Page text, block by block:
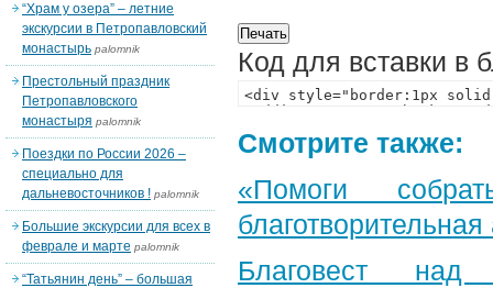
Код для вставки в
Смотрите также:
«Помоги
Благовест
“Храм у озера” – летние
экскурсии в Петропавловский
монастырь palomnik
Престольный праздник
Петропавловского
монастыря palomnik
Поездки по России 2026 –
специально для
дальневосточников ! palomnik
Большие экскурсии для всех в
феврале и марте palomnik
“Татьянин день” – большая